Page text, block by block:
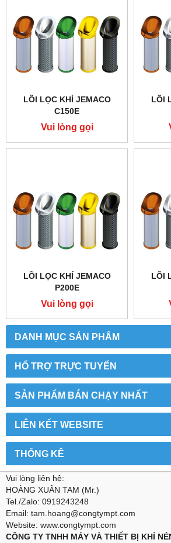
DANH MỤC SẢN PHẨM
HỔ TRỢ TRỰC TUYẾN
SẢN PHẨM BÁN CHẠY NHẤT
LIÊN KẾT WEBSITE
THỐNG KÊ
LÕI LỌC KHÍ JEMACO
C150E
Vui lòng gọi
LÕI
LÕI LỌC KHÍ JEMACO
P200E
Vui lòng gọi
LÕI
Vui lòng liên hệ:
HOÀNG XUÂN TAM (Mr.)
Tel./Zalo: 0919243248
Email: tam.hoang@congtympt.com
Website: www.congtympt.com
CÔNG TY TNHH MÁY VÀ THIẾT BỊ KHÍ